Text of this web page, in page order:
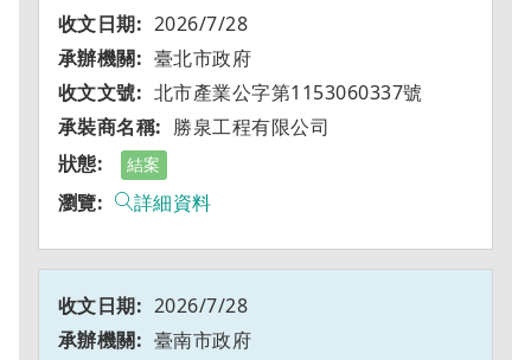
2026/7/28
臺北市政府
北市產業公字第1153060337號
勝泉工程有限公司
結案
詳細資料
2026/7/28
臺南市政府